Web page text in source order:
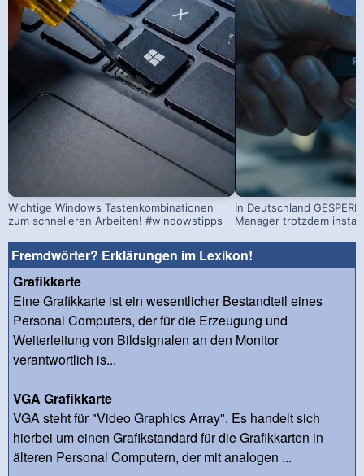
Wichtige Windows Tastenkombinationen
zum schnelleren Arbeiten! #windowstipps
In Deutschland
Manager trotzdem
Fremdwörter? Erklärungen im Lexikon!
Grafikkarte
Eine Grafikkarte ist ein wesentlicher Bestandteil eines
Personal Computers, der für die Erzeugung und
Weiterleitung von Bildsignalen an den Monitor
verantwortlich is...
VGA Grafikkarte
VGA steht für "Video Graphics Array". Es handelt sich
hierbei um einen Grafikstandard für die Grafikkarten in
älteren Personal Computern, der mit analogen ...